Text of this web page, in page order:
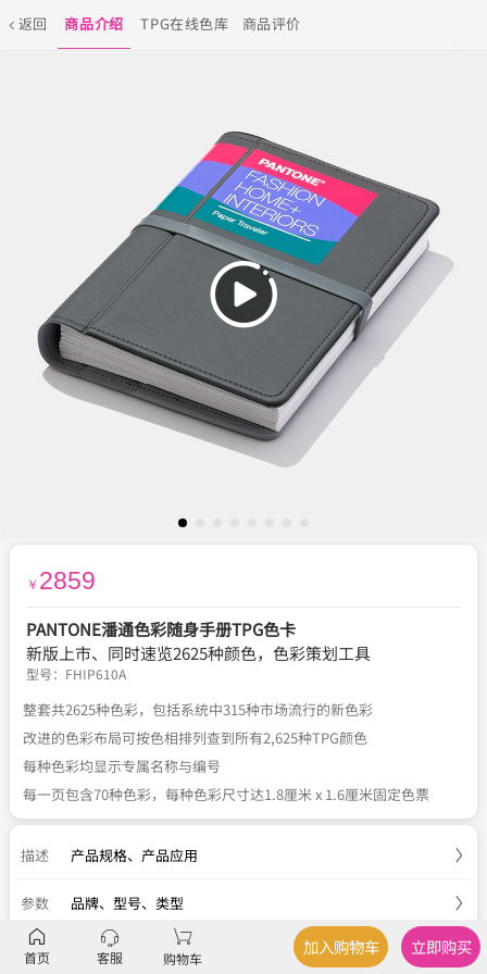
返回 商品介绍 TPG在线色库 商品评价
￥ 2859
PANTONE潘通色彩随身手册TPG色卡
新版上市、同时速览2625种颜色，色彩策划工具
型号： FHIP610A
整套共2625种色彩，包括系统中315种市场流行的新色彩
改进的色彩布局可按色相排列查到所有2,625种TPG颜色
每种色彩均显示专属名称与编号
每一页包含70种色彩，每种色彩尺寸达1.8厘米 x 1.6厘米固定色票
描述 产品规格、 产品应用
参数 品牌、型号、类型
服务 官方正品 关于税费、 七天退换
首页 客服 购物车
加入购物车 立即购买